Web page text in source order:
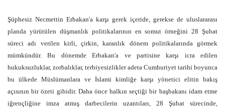
Şüphesiz Necmettin Erbakan'a karşı gerek içeride, gerekse de uluslararası
planda yürütülen düşmanlık politikalarının en somut örneğini 28 Şubat
süreci adı verilen kirli, çirkin, karanlık dönem politikalarında görmek
mümkündür. Bu dönemde Erbakan'a ve partisine karşı icra edilen
hukuksuzluklar, zorbalıklar, terbiyesizlikler adeta Cumhuriyet tarihi boyunca
bu ülkede Müslümanlara ve İslami kimliğe karşı yönetici elitin bakış
açısının bir özeti gibidir. Daha önce halkın seçtiği bir başbakanı idam etme
iğrençliğine imza atmış darbecilerin uzantıları, 28 Şubat sürecinde,